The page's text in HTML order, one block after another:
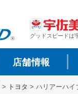
グッドスピードは
店舗情報
> トヨタ > ハリアーハイ